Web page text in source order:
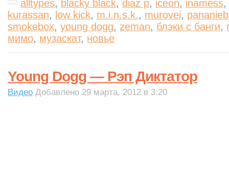
alltypes, blacky black, diaz p, iceon, inamess,
kurassan, low kick, m.i.n.s.k., murovei,
smokebox, young dogg, zeman, блэки с банги,
мимо, музаскат, новье
Young Dogg — Рэп Диктатор
Видео Добавлено 29 марта, 2012 в 3:20